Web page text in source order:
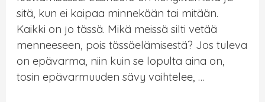
sitä, kun ei kaipaa minnekään tai mitään.
Kaikki on jo tässä. Mikä meissä silti vetää
menneeseen, pois tässäelämisestä? Jos tuleva
on epävarma, niin kuin se lopulta aina on,
tosin epävarmuuden sävy vaihtelee, …